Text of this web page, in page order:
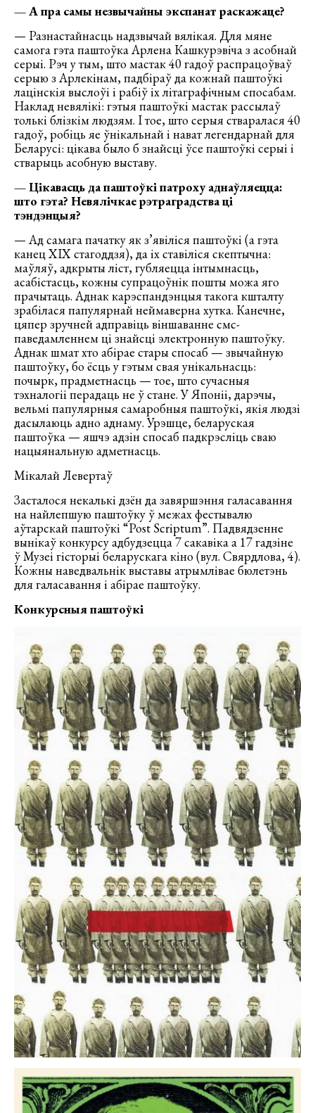
— А пра самы незвычайны экспанат раскажаце?
— Разнастайнасць надзвычай вялікая. Для мяне
самога гэта паштоўка Арлена Кашкурэвіча з асобнай
серыі. Рэч у тым, што мастак 40 гадоў распрацоўваў
серыю з Арлекінам, падбіраў да кожнай паштоўкі
лацінскія выслоўі і рабіў іх літаграфічным спосабам.
Наклад невялікі: гэтыя паштоўкі мастак рассылаў
толькі блізкім людзям. І тое, што серыя стваралася 40
гадоў, робіць яе ўнікальнай і нават легендарнай для
Беларусі: цікава было б знайсці ўсе паштоўкі серыі і
стварыць асобную выставу.
— Цікавасць да паштоўкі патроху аднаўляецца:
што гэта? Невялічкае рэтраградства ці
тэндэнцыя?
— Ад самага пачатку як з’явіліся паштоўкі (а гэта
канец ХІХ стагоддзя), да іх ставіліся скептычна:
маўляў, адкрыты ліст, губляецца інтымнасць,
асабістасць, кожны супрацоўнік пошты можа яго
прачытаць. Аднак карэспандэнцыя такога кшталту
зрабілася папулярнай неймаверна хутка. Канечне,
цяпер зручней адправіць віншаванне смс-
паведамленнем ці знайсці электронную паштоўку.
Аднак шмат хто абірае стары спосаб — звычайную
паштоўку, бо ёсць у гэтым свая унікальнасць:
почырк, прадметнасць — тое, што сучасныя
тэхналогіі перадаць не ў стане. У Японіі, дарэчы,
вельмі папулярныя самаробныя паштоўкі, якія людзі
дасылаюць адно аднаму. Урэшце, беларуская
паштоўка — яшчэ адзін спосаб падкрэсліць сваю
нацыянальную адметнасць.
Мікалай Левертаў
Засталося некалькі дзён да завяршэння галасавання
на найлепшую паштоўку ў межах фестывалю
аўтарскай паштоўкі “Post Scriptum”. Падвядзенне
вынікаў конкурсу адбудзецца 7 сакавіка а 17 гадзіне
ў Музеі гісторыі беларускага кіно (вул. Свярдлова, 4).
Кожны наведвальнік выставы атрымлівае бюлетэнь
для галасавання і абірае паштоўку.
Конкурсныя паштоўкі